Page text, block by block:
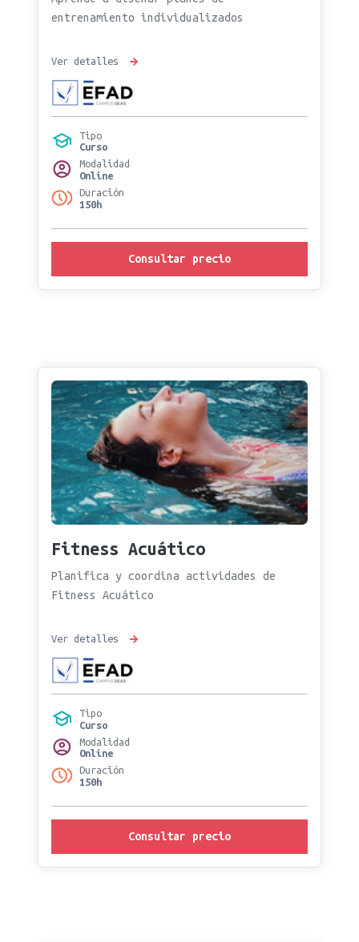
entrenamiento individualizados
Ver detalles
Tipo
Curso
Modalidad
Online
Duración
150h
Consultar precio
Fitness Acuático
Planifica y coordina actividades de
Fitness Acuático
Ver detalles
Tipo
Curso
Modalidad
Online
Duración
150h
Consultar precio